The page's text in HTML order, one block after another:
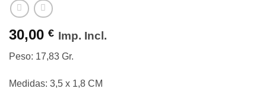
30,00 € Imp. Incl.
Peso: 17,83 Gr.
Medidas: 3,5 x 1,8 CM